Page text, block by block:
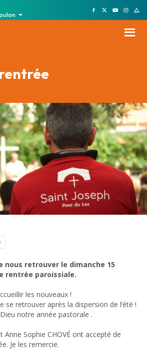
nous retrouver le dimanche 15
rentrée paroissiale.
les nouveaux !
se retrouver après la dispersion de l’été !
notre année pastorale .
Anne Sophie CHOVÉ ont accepté de
Je les remercie.